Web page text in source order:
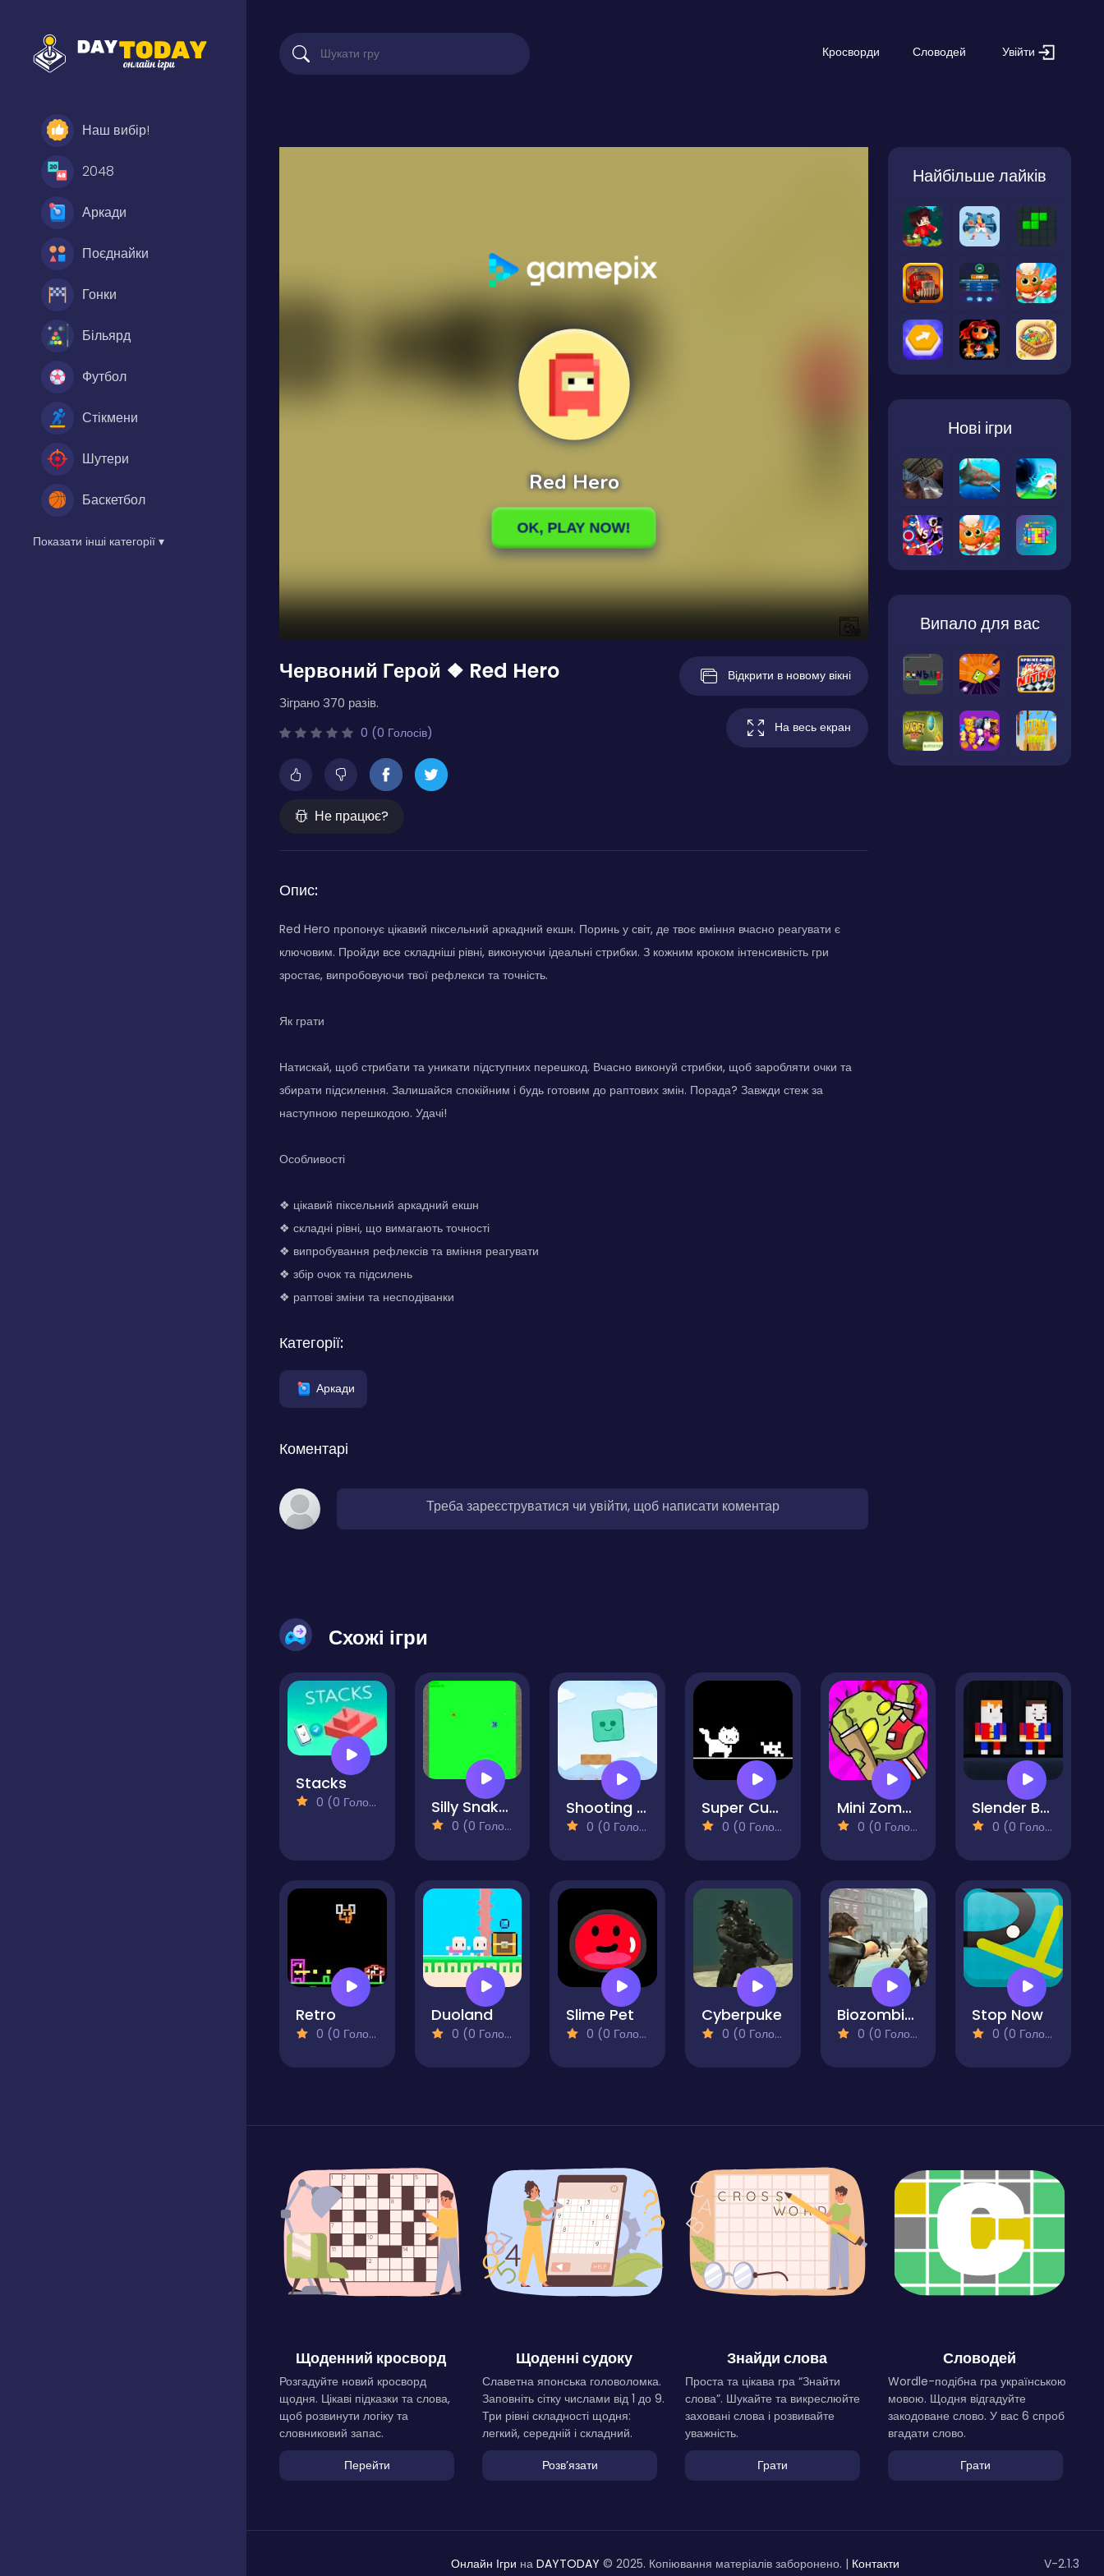
Наш вибір!
2048
Аркади
Поєднайки
Гонки
Більярд
Футбол
Стікмени
Шутери
Баскетбол
Показати інші категорії ▾
Кросворди Словодей Увійти
Червоний Герой ❖ Red Hero
Зіграно 370 разів.
0 (0 Голосів)
Не працює?
Відкрити в новому вікні
На весь екран
Опис:
Red Hero пропонує цікавий піксельний аркадний екшн. Поринь у світ, де твоє вміння вчасно реагувати є
ключовим. Пройди все складніші рівні, виконуючи ідеальні стрибки. З кожним кроком інтенсивність гри
зростає, випробовуючи твої рефлекси та точність.
Як грати
Натискай, щоб стрибати та уникати підступних перешкод. Вчасно виконуй стрибки, щоб заробляти очки та
збирати підсилення. Залишайся спокійним і будь готовим до раптових змін. Порада? Завжди стеж за
наступною перешкодою. Удачі!
Особливості
❖ цікавий піксельний аркадний екшн
❖ складні рівні, що вимагають точності
❖ випробування рефлексів та вміння реагувати
❖ збір очок та підсилень
❖ раптові зміни та несподіванки
Категорії:
Аркади
Коментарі
Треба зареєструватися чи увійти, щоб написати коментар
Найбільше лайків
Нові ігри
Випало для вас
Схожі ігри
Stacks
0 (0 Голосів) Silly Snake Game
0 (0 Голосів)
Shooting Block
0 (0 Голосів)
Super Cute Cat
0 (0 Голосів)
Mini Zombie The Invasion
0 (0 Голосів)
Slender Boy Escape Robbie
0 (0 Голосів)
Retro
0 (0 Голосів)
Duoland
0 (0 Голосів)
Slime Pet
0 (0 Голосів)
Cyberpuke
0 (0 Голосів)
Biozombie of Evil
0 (0 Голосів)
Stop Now
0 (0 Голосів)
Щоденний кросворд
Розгадуйте новий кросворд
щодня. Цікаві підказки та слова,
щоб розвинути логіку та
словниковий запас.
Перейти
Щоденні судоку
Славетна японська головоломка.
Заповніть сітку числами від 1 до 9.
Три рівні складності щодня:
легкий, середній і складний.
Розвʼязати
Знайди слова
Проста та цікава гра “Знайти
слова”. Шукайте та викреслюйте
заховані слова і розвивайте
уважність.
Грати
Словодей
Wordle-подібна гра українською
мовою. Щодня відгадуйте
закодоване слово. У вас 6 спроб
вгадати слово.
Грати
Онлайн Ігри на DAYTODAY © 2025. Копіювання матеріалів заборонено. | Контакти V-2.1.3